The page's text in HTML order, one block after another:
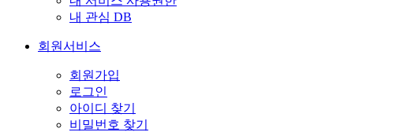
내 관심 DB
회원서비스
회원가입
로그인
아이디 찾기
비밀번호 찾기